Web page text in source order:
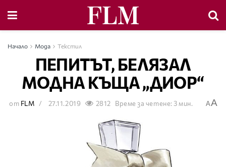
Начало Мода Текстил
ПЕПИТЪТ, БЕЛЯЗАЛ
МОДНА КЪЩА „ДИОР“
от FLM 27.11.2019 2812 Време за четене: 3 мин. AA